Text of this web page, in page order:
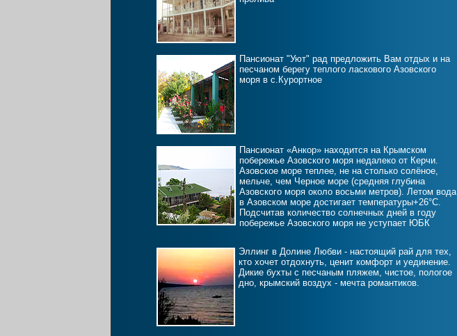
Пансионат "Уют" рад предложить Вам отдых и на
песчаном берегу теплого ласкового Азовского
моря в с.Курортное
Пансионат «Анкор» находится на Крымском
побережье Азовского моря недалеко от Керчи.
Азовское море теплее, не на столько солёное,
мельче, чем Черное море (средняя глубина
Азовского моря около восьми метров). Летом вода
в Азовском море достигает температуры+26°С.
Подсчитав количество солнечных дней в году
побережье Азовского моря не уступает ЮБК
Эллинг в Долине Любви - настоящий рай для тех,
кто хочет отдохнуть, ценит комфорт и уединение.
Дикие бухты с песчаным пляжем, чистое, пологое
дно, крымский воздух - мечта романтиков.